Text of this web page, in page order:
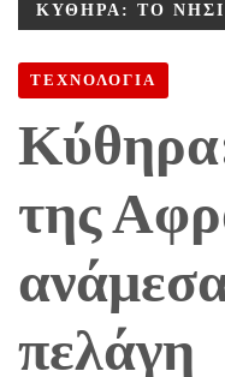
ΚΎΘΗΡΑ: ΤΟ
ΤΕΧΝΟΛΟΓΙΑ
της
πελάγη